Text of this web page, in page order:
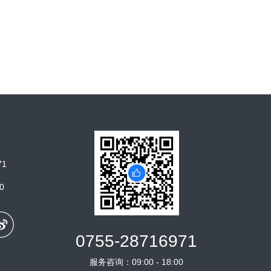
0755-28716971
服务咨询：09:00 - 18:00